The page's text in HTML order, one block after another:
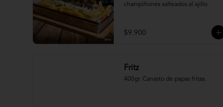
champiñones salteados al ajillo.
$9.900
Fritz
400gr. Canasto de papas fritas.